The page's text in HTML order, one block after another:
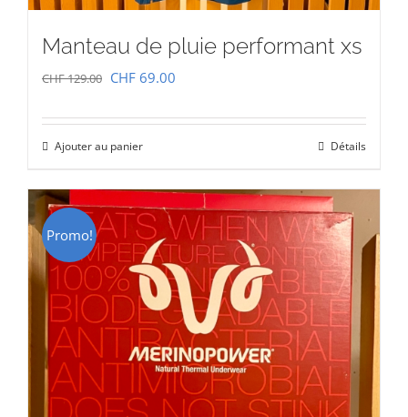
Manteau de pluie performant xs
CHF129.00 Le
initial
était :
CHF 129.00.
CHF 69.00
actuel
CHF 69.00.
Ajouter au panier Détails
Promo!